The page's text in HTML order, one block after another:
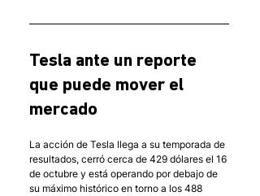
Tesla ante un reporte
que puede mover el
mercado
La acción de Tesla llega a su temporada de
resultados, cerró cerca de 429 dólares el 16
de octubre y está operando por debajo de
su máximo histórico en torno a los 488